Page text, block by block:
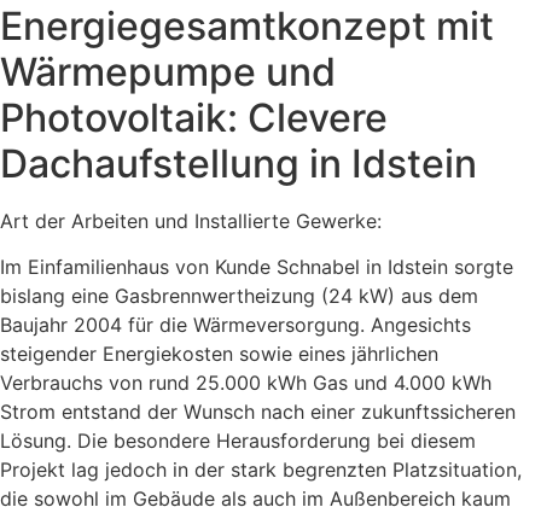
Energiegesamt­konzept mit
Wärmepumpe und
Photovoltaik: Clevere
Dachaufstellung in Idstein
Art der Arbeiten und Installierte Gewerke:
Im Einfamilienhaus von Kunde Schnabel in Idstein sorgte
bislang eine Gasbrennwertheizung (24 kW) aus dem
Baujahr 2004 für die Wärmeversorgung. Angesichts
steigender Energiekosten sowie eines jährlichen
Verbrauchs von rund 25.000 kWh Gas und 4.000 kWh
Strom entstand der Wunsch nach einer zukunftssicheren
Lösung. Die besondere Herausforderung bei diesem
Projekt lag jedoch in der stark begrenzten Platzsituation,
die sowohl im Gebäude als auch im Außenbereich kaum